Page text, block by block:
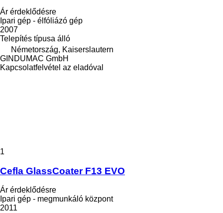
Ár érdeklődésre
Ipari gép - élfóliázó gép
2007
Telepítés típusa álló
Németország, Kaiserslautern
GINDUMAC GmbH
Kapcsolatfelvétel az eladóval
1
Cefla GlassCoater F13 EVO
Ár érdeklődésre
Ipari gép - megmunkáló központ
2011